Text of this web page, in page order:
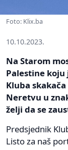
Foto: Klix.ba
10.10.2023.
Na Starom
Palestine
Kluba
Neretvu u
želji da se
Predsjednik
Listo za naš